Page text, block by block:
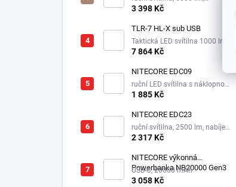
integrovaný aku 2500 mAh
3 398 Kč
TLR-7 HL-X sub USB
Taktická LED svítilna 1000 lm,
1xSL-B9 nabíjecí aku.
7 864 Kč
NITECORE EDC09
ruční LED svítilna s náklopnou
hlavou, 3 odstíny bílé,
1 885 Kč
NITECORE EDC23
ruční svítilna, 2500 lm, nabíjecí
USB-C, integrovaný aku 1500
2 317 Kč
NITECORE výkonná
Powerbanka NB20000 Gen3
USB-C, 20000 mAh
3 058 Kč